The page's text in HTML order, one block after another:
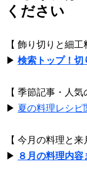
ください
【 飾り切りと細工
▶ 検索トップ！切
【 季節記事・人気
▶ 夏の料理レシピ
【 今月の料理と来
▶ ８月の料理内容